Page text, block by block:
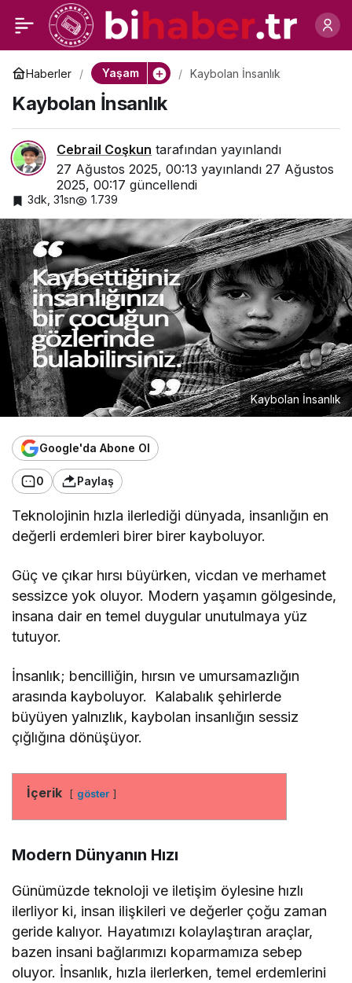
Haberler Yaşam Kaybolan İnsanlık
Kaybolan İnsanlık
Cebrail Coşkun tarafından yayınlandı
27 Ağustos 2025, 00:13 yayınlandı 27 Ağustos
2025, 00:17 güncellendi
3dk, 31sn 1.739
Kaybolan İnsanlık
Google'da Abone Ol
0 Paylaş
Teknolojinin hızla ilerlediği dünyada, insanlığın en
değerli erdemleri birer birer kayboluyor.
Güç ve çıkar hırsı büyürken, vicdan ve merhamet
sessizce yok oluyor. Modern yaşamın gölgesinde,
insana dair en temel duygular unutulmaya yüz
tutuyor.
İnsanlık; bencilliğin, hırsın ve umursamazlığın
arasında kayboluyor. Kalabalık şehirlerde
büyüyen yalnızlık, kaybolan insanlığın sessiz
çığlığına dönüşüyor.
İçerik göster
Modern Dünyanın Hızı
Günümüzde teknoloji ve iletişim öylesine hızlı
ilerliyor ki, insan ilişkileri ve değerler çoğu zaman
geride kalıyor. Hayatımızı kolaylaştıran araçlar,
bazen insani bağlarımızı koparmamıza sebep
oluyor. İnsanlık, hızla ilerlerken, temel erdemlerini
Teknolojide Kadın
Liderleri, Sovos’un Ev
Sahipliğinde Bir Araya
Geldi
0 Paylaş